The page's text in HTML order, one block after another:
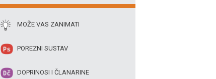
MOŽE VAS ZANIMATI
POREZNI SUSTAV
DOPRINOSI I ČLANARINE